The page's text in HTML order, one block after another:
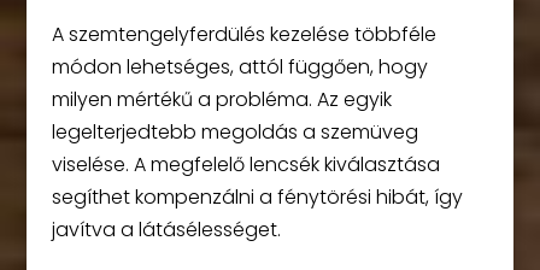
A szemtengelyferdülés kezelése többféle
módon lehetséges, attól függően, hogy
milyen mértékű a probléma. Az egyik
legelterjedtebb megoldás a szemüveg
viselése. A megfelelő lencsék kiválasztása
segíthet kompenzálni a fénytörési hibát, így
javítva a látásélességet.